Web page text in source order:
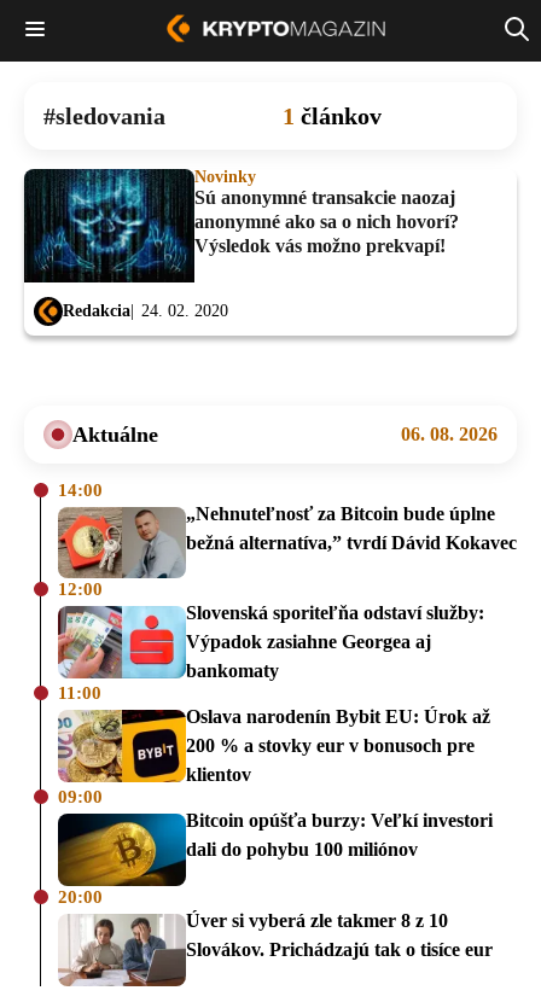
sledovania 1 článkov
Novinky
Sú anonymné transakcie naozaj
anonymné ako sa o nich hovorí?
Výsledok vás možno prekvapí!
Redakcia 24. 02. 2020
Aktuálne 06. 08. 2026
14:00
„Nehnuteľnosť za Bitcoin bude úplne
bežná alternatíva,” tvrdí Dávid Kokavec
12:00
Slovenská sporiteľňa odstaví služby:
Výpadok zasiahne Georgea aj
bankomaty
11:00
Oslava narodenín Bybit EU: Úrok až
200 % a stovky eur v bonusoch pre
klientov
09:00
Bitcoin opúšťa burzy: Veľkí investori
dali do pohybu 100 miliónov
20:00
Úver si vyberá zle takmer 8 z 10
Slovákov. Prichádzajú tak o tisíce eur